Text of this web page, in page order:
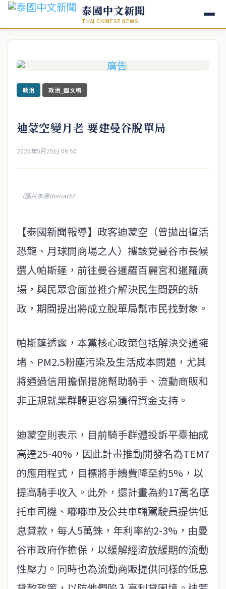
泰國中文新聞
THAI CHINESE NEWS
政治 政治_圖文稿
迪蒙空變月老 要建曼谷脫單局
2026年5月25日 06:50
（圖片來源thairath）
【泰國新聞報導】政客迪蒙空（曾拋出復活
恐龍、月球開商場之人）攜該党曼谷市長候
選人帕斯蓬，前往曼谷暹羅百麗宮和暹羅廣
場，與民眾會面並推介解決民生問題的新
政，期間提出將成立脫單局幫市民找對象。
帕斯蓬透露，本黨核心政策包括解決交通擁
堵、PM2.5粉塵污染及生活成本問題，尤其
將通過信用擔保措施幫助騎手、流動商販和
非正規就業群體更容易獲得資金支持。
迪蒙空則表示，目前騎手群體投訴平臺抽成
高達25-40%，因此計畫推動開發名為TEM7
的應用程式，目標將手續費降至約5%，以
提高騎手收入。此外，還計畫為約17萬名摩
托車司機、嘟嘟車及公共車輛駕駛員提供低
息貸款，每人5萬銖，年利率約2-3%，由曼
谷市政府作擔保，以緩解經濟放緩期的流動
性壓力。同時也為流動商販提供同樣的低息